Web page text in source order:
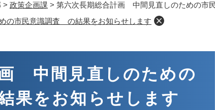
> 政策企画課 > 第六次長期総合計画 中間見直しのための市
の市民意識調査 の結果をお知らせします
中間見直しのための
果をお知らせします